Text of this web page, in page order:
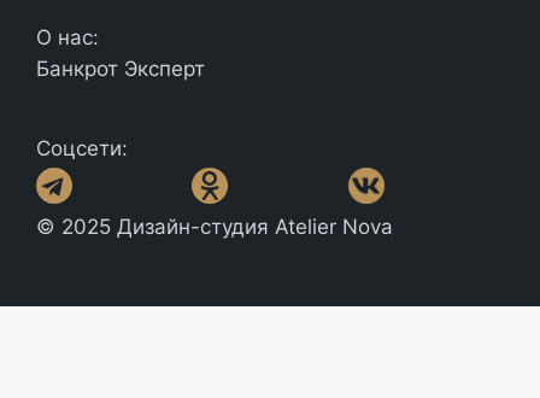
О нас:
Банкрот Эксперт
Соцсети:
© 2025 Дизайн-студия Atelier Nova